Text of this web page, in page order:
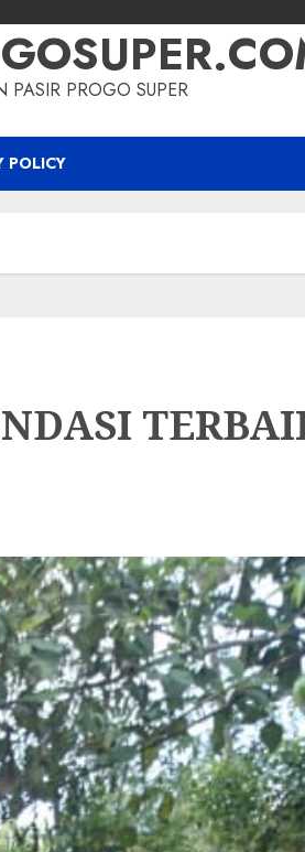
PASIR PROGO SUPER
POLICY